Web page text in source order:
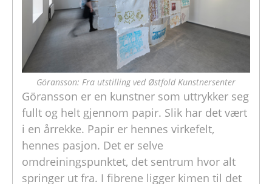
Göransson: Fra utstilling ved Østfold Kunstnersenter
Göransson er en kunstner som uttrykker seg
fullt og helt gjennom papir. Slik har det vært
i en årrekke. Papir er hennes virkefelt,
hennes pasjon. Det er selve
omdreiningspunktet, det sentrum hvor alt
springer ut fra. I fibrene ligger kimen til det